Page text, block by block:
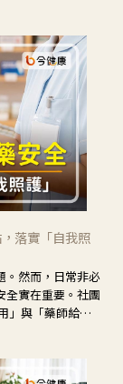
落實「自我照
。然而，日常非必
全實在重要。社團
」與「藥師給